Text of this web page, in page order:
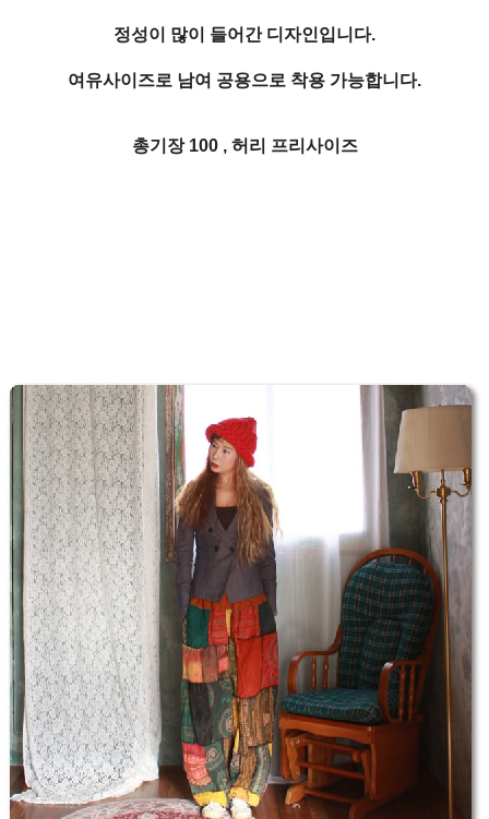
정성이 많이 들어간 디자인입니다.
여유사이즈로 남여 공용으로 착용 가능합니다.
총기장 100 , 허리 프리사이즈